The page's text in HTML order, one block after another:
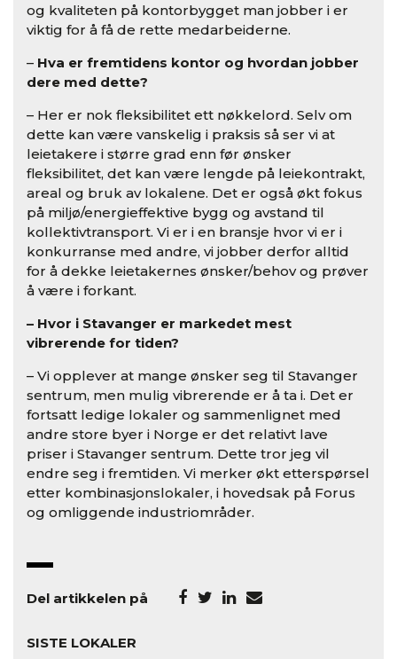
og kvaliteten på kontorbygget man jobber i er
viktig for å få de rette medarbeiderne.
– Hva er fremtidens kontor og hvordan jobber
dere med dette?
– Her er nok fleksibilitet ett nøkkelord. Selv om
dette kan være vanskelig i praksis så ser vi at
leietakere i større grad enn før ønsker
fleksibilitet, det kan være lengde på leiekontrakt,
areal og bruk av lokalene. Det er også økt fokus
på miljø/energieffektive bygg og avstand til
kollektivtransport. Vi er i en bransje hvor vi er i
konkurranse med andre, vi jobber derfor alltid
for å dekke leietakernes ønsker/behov og prøver
å være i forkant.
– Hvor i Stavanger er markedet mest
vibrerende for tiden?
– Vi opplever at mange ønsker seg til Stavanger
sentrum, men mulig vibrerende er å ta i. Det er
fortsatt ledige lokaler og sammenlignet med
andre store byer i Norge er det relativt lave
priser i Stavanger sentrum. Dette tror jeg vil
endre seg i fremtiden. Vi merker økt etterspørsel
etter kombinasjonslokaler, i hovedsak på Forus
og omliggende industriområder.
Del artikkelen på
SISTE LOKALER